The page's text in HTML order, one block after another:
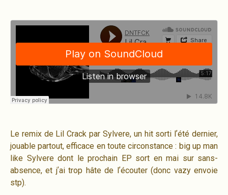
Le remix de Lil Crack par Sylvere, un hit sorti lʼété dernier,
jouable partout, efficace en toute circonstance : big up man
like Sylvere dont le prochain EP sort en mai sur sans-
absence, et jʼai trop hâte de lʼécouter (donc vazy envoie
stp).